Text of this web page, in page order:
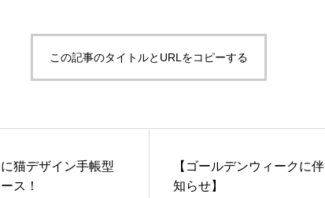
この記事のタイトルとURLをコピーする
猫デザイン手帳型
ス！
【ゴールデンウィークに
知らせ】